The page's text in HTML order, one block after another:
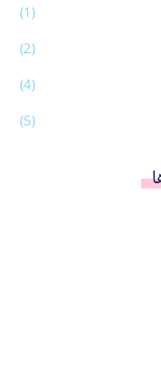
(1)
(2)
(4)
(5)